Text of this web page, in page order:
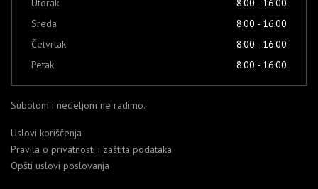
Utorak
8:00 - 16:00
Sreda
8:00 - 16:00
Četvrtak
8:00 - 16:00
Petak
8:00 - 16:00
Subotom i nedeljom ne radimo.
Uslovi koriščenja
Pravila o privatnosti i zaštita podataka
Opšti uslovi poslovanja